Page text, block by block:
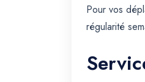
Pour vos
régularité